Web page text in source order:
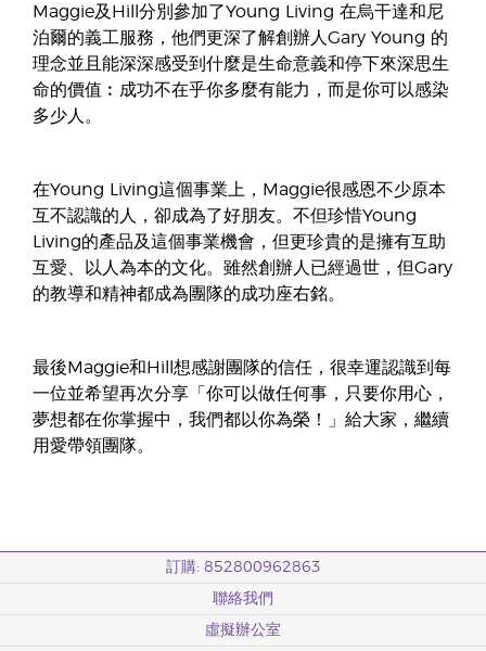
Maggie及Hill分別參加了Young Living 在烏干達和尼
泊爾的義工服務，他們更深了解創辦人Gary Young 的
理念並且能深深感受到什麼是生命意義和停下來深思生
命的價值︰成功不在乎你多麼有能力，而是你可以感染
多少人。
在Young Living這個事業上，Maggie很感恩不少原本
互不認識的人，卻成為了好朋友。不但珍惜Young
Living的產品及這個事業機會，但更珍貴的是擁有互助
互愛、以人為本的文化。雖然創辦人已經過世，但Gary
的教導和精神都成為團隊的成功座右銘。
最後Maggie和Hill想感謝團隊的信任，很幸運認識到每
一位並希望再次分享「你可以做任何事，只要你用心，
夢想都在你掌握中，我們都以你為榮！」給大家，繼續
用愛帶領團隊。
訂購: 852800962863
聯絡我們
虛擬辦公室